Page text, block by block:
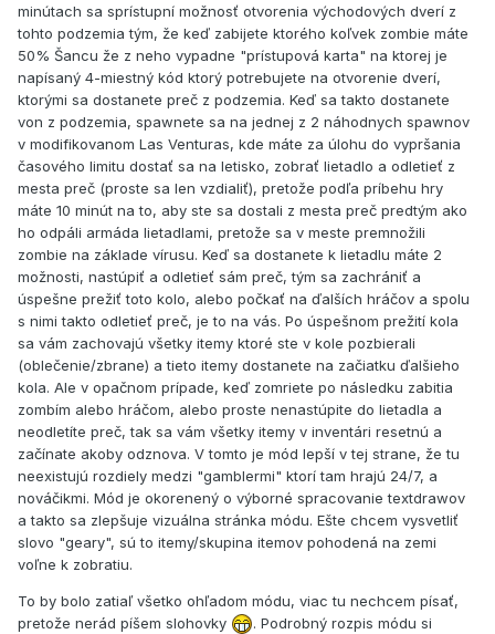
minútach sa sprístupní možnosť otvorenia východových dverí z
tohto podzemia tým, že keď zabijete ktorého koľvek zombie máte
50% Šancu že z neho vypadne "prístupová karta" na ktorej je
napísaný 4-miestný kód ktorý potrebujete na otvorenie dverí,
ktorými sa dostanete preč z podzemia. Keď sa takto dostanete
von z podzemia, spawnete sa na jednej z 2 náhodnych spawnov
v modifikovanom Las Venturas, kde máte za úlohu do vypršania
časového limitu dostať sa na letisko, zobrať lietadlo a odletieť z
mesta preč (proste sa len vzdialiť), pretože podľa príbehu hry
máte 10 minút na to, aby ste sa dostali z mesta preč predtým ako
ho odpáli armáda lietadlami, pretože sa v meste premnožili
zombie na základe vírusu. Keď sa dostanete k lietadlu máte 2
možnosti, nastúpiť a odletieť sám preč, tým sa zachrániť a
úspešne prežiť toto kolo, alebo počkať na ďalších hráčov a spolu
s nimi takto odletieť preč, je to na vás. Po úspešnom prežití kola
sa vám zachovajú všetky itemy ktoré ste v kole pozbierali
(oblečenie/zbrane) a tieto itemy dostanete na začiatku ďalšieho
kola. Ale v opačnom prípade, keď zomriete po následku zabitia
zombím alebo hráčom, alebo proste nenastúpite do lietadla a
neodletíte preč, tak sa vám všetky itemy v inventári resetnú a
začínate akoby odznova. V tomto je mód lepší v tej strane, že tu
neexistujú rozdiely medzi "gamblermi" ktorí tam hrajú 24/7, a
nováčikmi. Mód je okorenený o výborné spracovanie textdrawov
a takto sa zlepšuje vizuálna stránka módu. Ešte chcem vysvetliť
slovo "geary", sú to itemy/skupina itemov pohodená na zemi
voľne k zobratiu.
To by bolo zatiaľ všetko ohľadom módu, viac tu nechcem písať,
pretože nerád píšem slohovky
. Podrobný rozpis módu si